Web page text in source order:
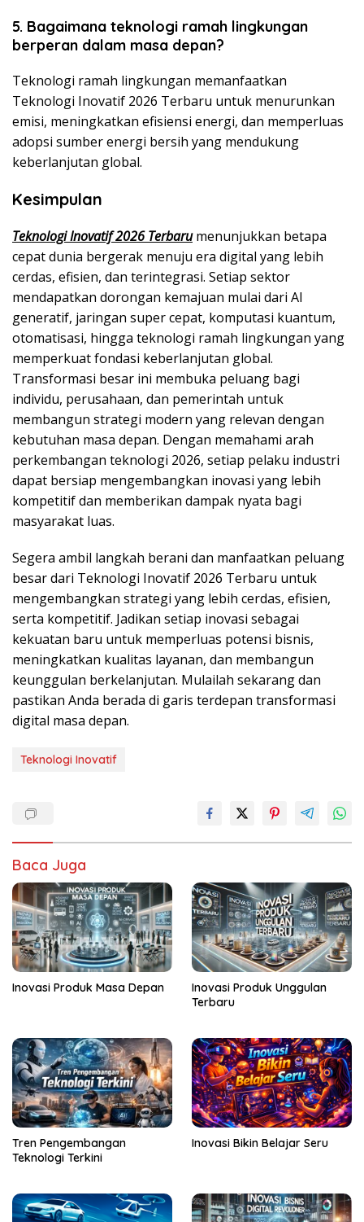
5. Bagaimana teknologi ramah lingkungan
berperan dalam masa depan?
Teknologi ramah lingkungan memanfaatkan
Teknologi Inovatif 2026 Terbaru untuk menurunkan
emisi, meningkatkan efisiensi energi, dan memperluas
adopsi sumber energi bersih yang mendukung
keberlanjutan global.
Kesimpulan
Teknologi Inovatif 2026 Terbarumenunjukkan betapa
cepat dunia bergerak menuju era digital yang lebih
cerdas, efisien, dan terintegrasi. Setiap sektor
mendapatkan dorongan kemajuan mulai dari AI
generatif, jaringan super cepat, komputasi kuantum,
otomatisasi, hingga teknologi ramah lingkungan yang
memperkuat fondasi keberlanjutan global.
Transformasi besar ini membuka peluang bagi
individu, perusahaan, dan pemerintah untuk
membangun strategi modern yang relevan dengan
kebutuhan masa depan. Dengan memahami arah
perkembangan teknologi 2026, setiap pelaku industri
dapat bersiap mengembangkan inovasi yang lebih
kompetitif dan memberikan dampak nyata bagi
masyarakat luas.
Segera ambil langkah berani dan manfaatkan peluang
besar dari Teknologi Inovatif 2026 Terbaru untuk
mengembangkan strategi yang lebih cerdas, efisien,
serta kompetitif. Jadikan setiap inovasi sebagai
kekuatan baru untuk memperluas potensi bisnis,
meningkatkan kualitas layanan, dan membangun
keunggulan berkelanjutan. Mulailah sekarang dan
pastikan Anda berada di garis terdepan transformasi
digital masa depan.
Teknologi Inovatif
Baca Juga
Inovasi Produk Masa Depan
Inovasi Produk Unggulan
Terbaru
Tren Pengembangan
Teknologi Terkini
Inovasi Bikin Belajar Seru